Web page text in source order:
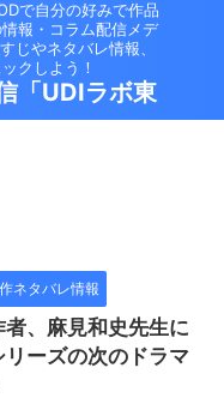
で自分の好みで作品
報・コラム配信メデ
じやネタバレ情報、
クしよう！
「UDIラボ東
ネタバレ情報
者、麻見和史先生に
ーズの次のドラマ